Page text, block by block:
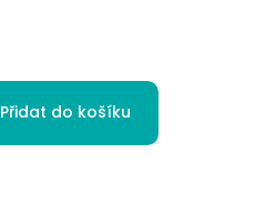
Přidat do košíku